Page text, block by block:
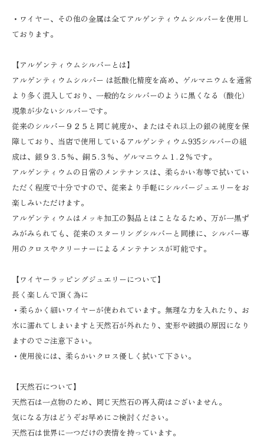
・ワイヤー、その他の金属は全てアルゲンティウムシルバーを使用し
ております。
【アルゲンティウムシルバーとは】
アルゲンティウムシルバー は抵酸化精度を高め、ゲルマニウムを通常
より多く混入しており、一般的なシルバーのように黒くなる（酸化）
現象が少ないシルバーです。
従来のシルバー９２５と同じ純度か、またはそれ以上の銀の純度を保
障しており、当店で使用しているアルゲンティウム935シルバーの組
成は、銀９３.５％、銅５.３％、ゲルマニウム１.２％です。
アルゲンティウムの日常のメンテナンスは、柔らかい布等で拭いてい
ただく程度で十分ですので、従来より手軽にシルバージュエリーをお
楽しみいただけます。
アルゲンティウムはメッキ加工の製品とはことなるため、万が一黒ず
みがみられても、従来のスターリングシルバーと同様に、シルバー専
用のクロスやクリーナーによるメンテナンスが可能です。
【ワイヤーラッピングジュエリーについて】
長く楽しんで頂く為に
・柔らかく細いワイヤーが使われています。無理な力を入れたり、お
水に濡れてしまいますと天然石が外れたり、変形や破損の原因になり
ますのでご注意下さい。
・使用後には、柔らかいクロス優しく拭いて下さい。
【天然石について】
天然石は一点物のため、同じ天然石の再入荷はございません。
気になる方はどうぞお早めにご検討ください。
天然石は世界に一つだけの表情を持っています。